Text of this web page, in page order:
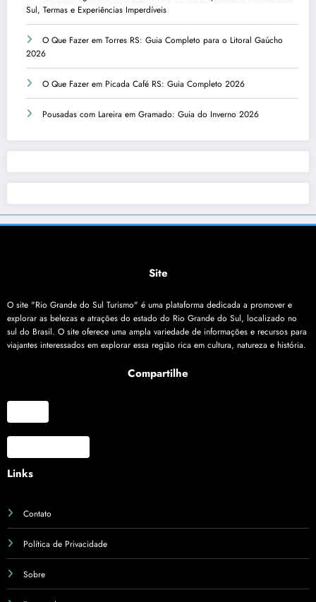
Sul, Termas e Experiências Imperdíveis
O Que Fazer em Torres RS: Guia Completo para o Litoral Gaúcho
2026
O Que Fazer em Picada Café RS: Guia Completo 2026
Pousadas com Lareira em Gramado: Guia do Inverno 2026
Site
O site "Rio Grande do Sul Turismo" é uma plataforma dedicada a promover e
explorar as belezas e atrações do estado do Rio Grande do Sul, localizado no
sul do Brasil. O site oferece uma ampla variedade de informações e recursos para
viajantes interessados em explorar essa região rica em cultura, natureza e história.
Compartilhe
Links
Contato
Política de Privacidade
Sobre